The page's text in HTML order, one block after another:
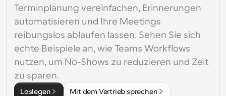
Terminplanung vereinfachen, Erinnerungen
automatisieren und Ihre Meetings
reibungslos ablaufen lassen. Sehen Sie sich
echte Beispiele an, wie Teams Workflows
nutzen, um No-Shows zu reduzieren und Zeit
zu sparen.
Loslegen Mit dem Vertrieb sprechen